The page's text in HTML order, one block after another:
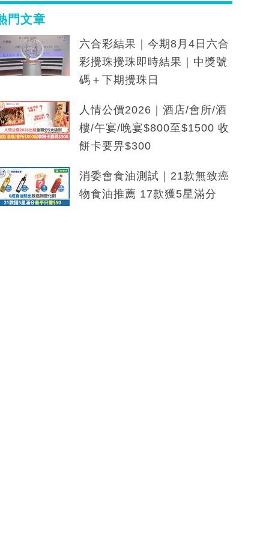
門文章
六合彩結果｜今期8月4日六合
彩攪珠攪珠即時結果｜中獎號
碼＋下期攪珠日
人情公價2026｜酒店/會所/酒
樓/午宴/晚宴$800至$1500 收
餅卡要畀$300
消委會食油測試｜21款無致癌
物食油推薦 17款獲5星滿分